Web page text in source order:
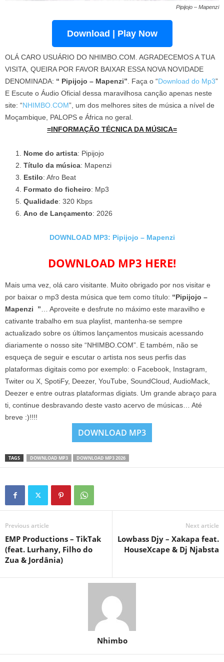
Pipijojo – Mapenzi
Download | Play Now
OLÁ CARO USUÁRIO DO NHIMBO.COM. AGRADECEMOS A TUA
VISITA, QUEIRA POR FAVOR BAIXAR ESSA NOVA NOVIDADE
DENOMINADA: “ Pipijojo – Mapenzi” . Faça o “Download do Mp3”
E Escute o Áudio Oficial dessa maravilhosa canção apenas neste
site: “NHIMBO.COM”, um dos melhores sites de música a nível de
Moçambique, PALOPS e África no geral.
=INFORMAÇÃO TÉCNICA DA MÚSICA=
Nome do artista: Pipijojo
Título da música: Mapenzi
Estilo: Afro Beat
Formato do ficheiro: Mp3
Qualidade: 320 Kbps
Ano de Lançamento: 2026
DOWNLOAD MP3: Pipijojo – Mapenzi
DOWNLOAD MP3 HERE!
Mais uma vez, olá caro visitante. Muito obrigado por nos visitar e
por baixar o mp3 desta música que tem como título: “Pipijojo –
Mapenzi ” … Aproveite e desfrute no máximo este maravilho e
cativante trabalho em sua playlist, mantenha-se sempre
actualizado sobre os últimos lançamentos musicais acessando
diariamente o nosso site “NHIMBO.COM”. E também, não se
esqueça de seguir e escutar o artista nos seus perfis das
plataformas digitais como por exemplo: o Facebook, Instagram,
Twiter ou X, SpotiFy, Deezer, YouTube, SoundCloud, AudioMack,
Deezer e entre outras plataformas digiats. Um grande abraço para
ti, continue desbravando deste vasto acervo de músicas… Até
breve :)!!!!
DOWNLOAD MP3
TAGS DOWNLOAD MP3 DOWNLOAD MP3 2026
Previous article
EMP Productions – TikTak
(feat. Lurhany, Filho do
Zua & Jordânia)
Next article
Lowbass Djy – Xakapa feat.
HouseXcape & Dj Njabsta
Nhimbo